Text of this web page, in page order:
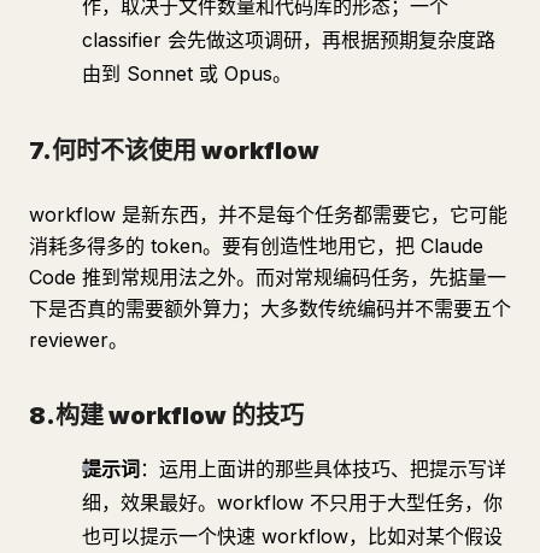
作，取决于文件数量和代码库的形态；一个
classifier 会先做这项调研，再根据预期复杂度路
由到 Sonnet 或 Opus。
7.何时不该使用 workflow
workflow 是新东西，并不是每个任务都需要它，它可能
消耗多得多的 token。要有创造性地用它，把 Claude
Code 推到常规用法之外。而对常规编码任务，先掂量一
下是否真的需要额外算力；大多数传统编码并不需要五个
reviewer。
8.构建 workflow 的技巧
提示词 ：运用上面讲的那些具体技巧、把提示写详
细，效果最好。workflow 不只用于大型任务，你
也可以提示一个快速 workflow，比如对某个假设